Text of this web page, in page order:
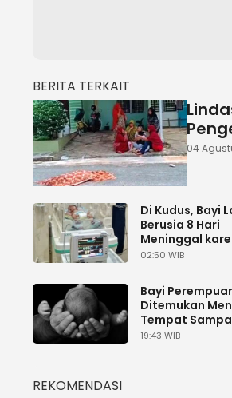
BERITA TERKAIT
04
Di Kudus, Bayi
Berusia 8 Hari
Meninggal
Terpapar
02:50 WIB
Bayi
Ditemukan
Tempat
Sleman
19:43 WIB
REKOMENDASI